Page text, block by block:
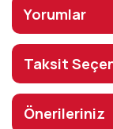
Yorumlar
Taksit
Önerileriniz